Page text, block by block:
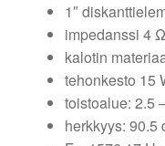
1″
impedanssi 4 Ω
kalotin
tehonkesto 15
toistoalue: 2.5
herkkyys: 90.5